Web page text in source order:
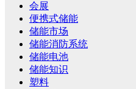
会展
便携式储能
储能市场
储能消防系统
储能电池
储能知识
塑料